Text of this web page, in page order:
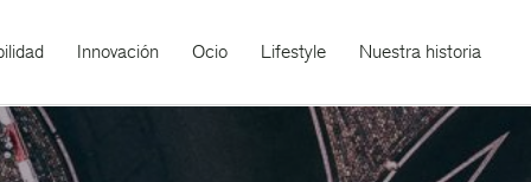
Innovación Ocio Lifestyle Nuestra historia